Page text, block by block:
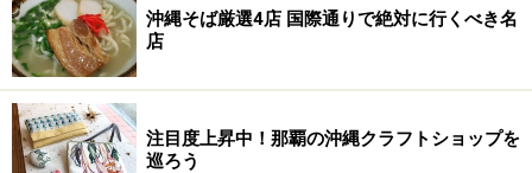
沖縄そば厳選4店 国際通りで絶対に行くべき名
店
注目度上昇中！那覇の沖縄クラフトショップを
巡ろう